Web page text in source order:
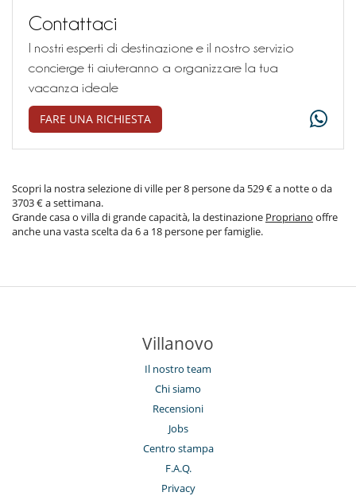
Contattaci
I nostri esperti di destinazione e il nostro servizio
concierge ti aiuteranno a organizzare la tua
vacanza ideale
FARE UNA RICHIESTA
Scopri la nostra selezione di ville per 8 persone da 529 € a notte o da
3703 € a settimana.
Grande casa o villa di grande capacità, la destinazione Propriano offre
anche una vasta scelta da 6 a 18 persone per famiglie.
Villanovo
Il nostro team
Chi siamo
Recensioni
Jobs
Centro stampa
F.A.Q.
Privacy